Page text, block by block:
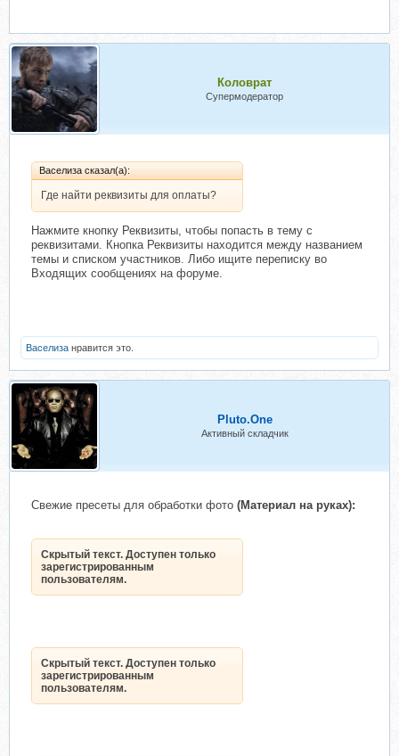
Коловрат
Супермодератор
Васелиза сказал(а):
Где найти реквизиты для оплаты?
Нажмите кнопку Реквизиты, чтобы попасть в тему с
реквизитами. Кнопка Реквизиты находится между названием
темы и списком участников. Либо ищите переписку во
Входящих сообщениях на форуме.
Васелиза нравится это.
Pluto.One
Активный складчик
Свежие пресеты для обработки фото (Материал на руках):
Скрытый текст. Доступен только
зарегистрированным
пользователям.
Скрытый текст. Доступен только
зарегистрированным
пользователям.